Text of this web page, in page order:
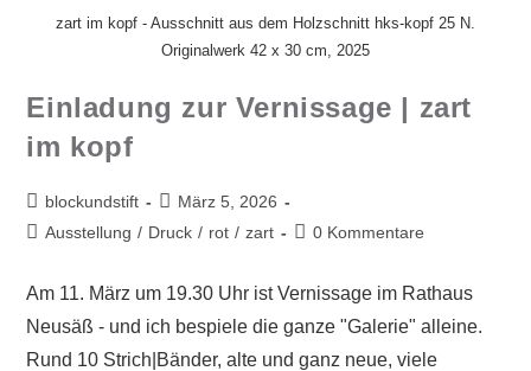
zart im kopf - Ausschnitt aus dem Holzschnitt hks-kopf 25 N.
Originalwerk 42 x 30 cm, 2025
Einladung zur Vernissage | zart
im kopf
blockundstift
März 5, 2026
Ausstellung / Druck / rot / zart 0 Kommentare
Am 11. März um 19.30 Uhr ist Vernissage im Rathaus
Neusäß - und ich bespiele die ganze "Galerie" alleine.
Rund 10 Strich|Bänder, alte und ganz neue, viele